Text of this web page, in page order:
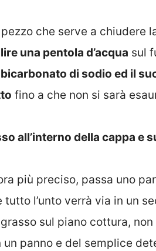
che serve a chiudere
una pentola d’acqua sul
di sodio ed il
fino a che non si sarà
all’interno della cappa e
più preciso, passa uno
l’unto verrà via in un
sul piano cottura,
un panno e del semplice